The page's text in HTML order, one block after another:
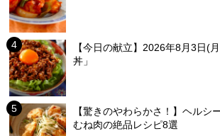
【今日の献立】2026年8月3日(
丼」
【驚きのやわらかさ！】ヘルシ
むね肉の絶品レシピ8選